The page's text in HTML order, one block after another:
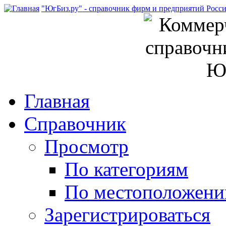
"ЮгБиз.ру" - справочник фирм и предприятий
Главная
Справочник
Просмотр
По категориям
По
Зарегистрироваться